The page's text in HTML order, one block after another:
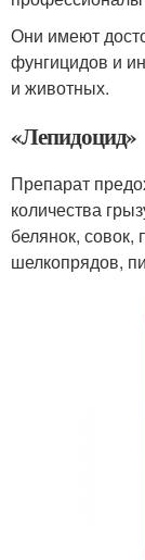
Они имеют
фунгицидов и
и животных.
«Лепидоцид»
Препарат
количества
белянок,
шелкопрядов,